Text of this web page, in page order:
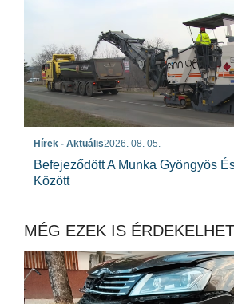
Hírek - Aktuális2026. 08. 05.
Befejeződött A Munka Gyöngyös
Között
MÉG EZEK IS